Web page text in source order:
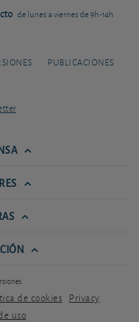
de lunes a viernes de 9h-14h
PUBLICACIONES
de cookies Privacy
uso